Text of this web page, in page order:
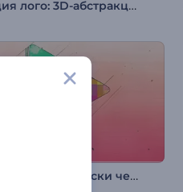
Анимация лого: 3D-абстракция
Анимация лого: Наброски чернилами